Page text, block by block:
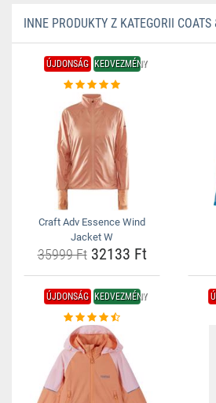
INNE PRODUKTY Z KATEGORII
ÚJDONSÁG KEDVEZMÉNY
Craft Adv Essence Wind
Jacket W
35999 Ft32133 Ft
ÚJDONSÁG KEDVEZMÉNY